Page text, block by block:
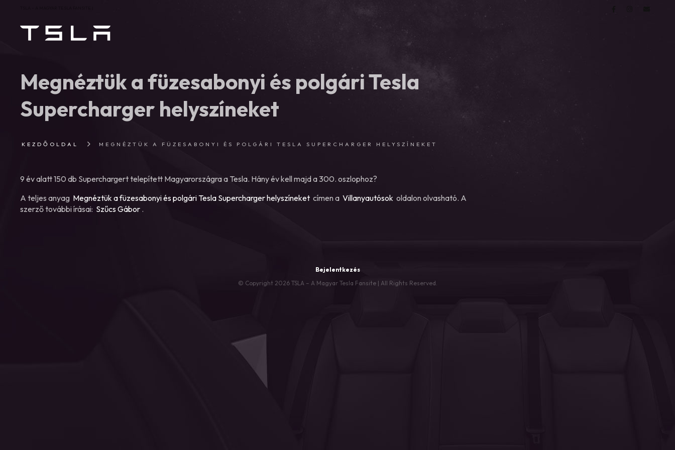
Megnéztük a füzesabonyi és polgári Tesla
Supercharger helyszíneket
KEZDŐOLDAL MEGNÉZTÜK A FÜZESABONYI ÉS POLGÁRI TESLA SUPERCHARGER HELYSZÍNEKET
9 év alatt 150 db Superchargert telepített Magyarországra a Tesla. Hány év kell majd a 300. oszlophoz?
A teljes anyag Megnéztük a füzesabonyi és polgári Tesla Supercharger helyszíneket címen a Villanyautósok oldalon olvasható. A
szerző további írásai: Szűcs Gábor .
Bejelentkezés
© Copyright 2026 TSLA – A Magyar Tesla Fansite | All Rights Reserved.